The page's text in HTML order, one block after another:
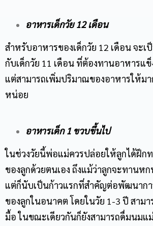
อาหารเด็กวัย 12 เดือน
สำหรับอาหารของเด็กวัย 12 เดือน จะเ
กับเด็กวัย 11 เดือน ที่ต้องทานอาหารแ
แต่สามารถเพิ่มปริมาณของอาหารให้ม
หน่อย
อาหารเด็ก 1 ขวบขึ้นไป
ในช่วงวัยนี้พ่อแม่ควรปล่อยให้ลูกได้ฝึก
ของลูกด้วยตนเอง ถึงแม้ว่าลูกจะทานห
แต่ก็นับเป็นก้าวแรกที่สำคัญต่อพัฒนากา
ของลูกในอนาคต โดยในวัย 1-3 ปี สาม
มื้อ ในขณะเดียวกันก็ยังสามารถดื่มนมแ